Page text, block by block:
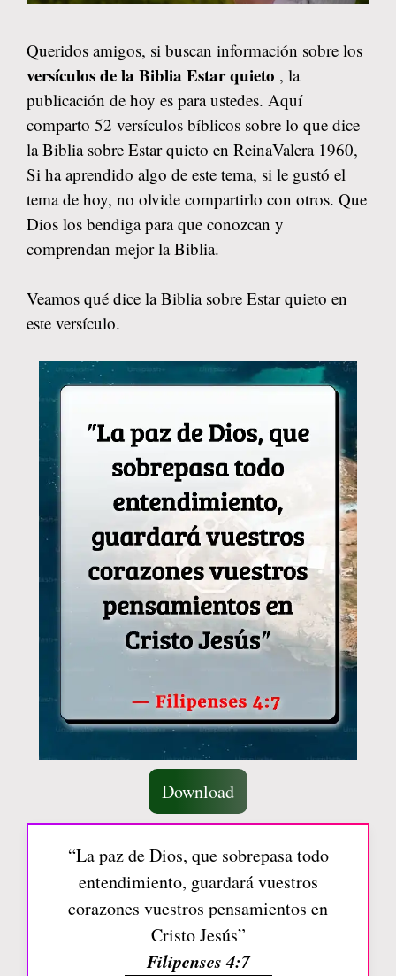
Queridos amigos, si buscan información sobre los
versículos de la Biblia Estar quieto , la
publicación de hoy es para ustedes. Aquí
comparto 52 versículos bíblicos sobre lo que dice
la Biblia sobre Estar quieto en ReinaValera 1960,
Si ha aprendido algo de este tema, si le gustó el
tema de hoy, no olvide compartirlo con otros. Que
Dios los bendiga para que conozcan y
comprendan mejor la Biblia.
Veamos qué dice la Biblia sobre Estar quieto en
este versículo.
Download
“La paz de Dios, que sobrepasa todo
entendimiento, guardará vuestros
corazones vuestros pensamientos en
Cristo Jesús”
Filipenses 4:7